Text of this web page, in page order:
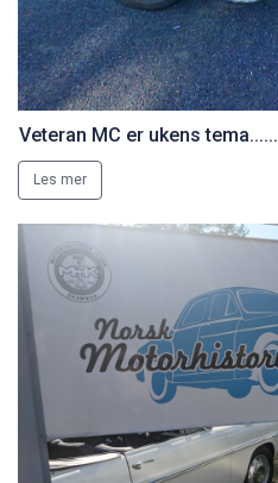
Veteran MC er ukens tema......
Les mer